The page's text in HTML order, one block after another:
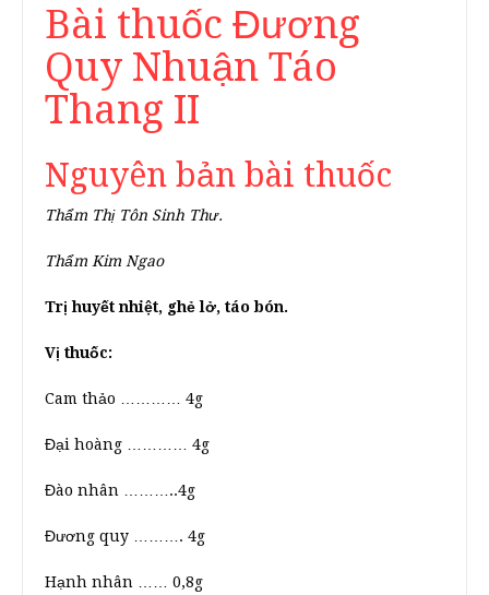
Bài thuốc Đương
Quy Nhuận Táo
Thang II
Nguyên bản bài thuốc
Thẩm Thị Tôn Sinh Thư.
Thẩm Kim Ngao
Trị huyết nhiệt, ghẻ lở, táo bón.
Vị thuốc:
Cam thảo ………… 4g
Đại hoàng ………… 4g
Đào nhân ………..4g
Đương quy ………. 4g
Hạnh nhân …… 0,8g